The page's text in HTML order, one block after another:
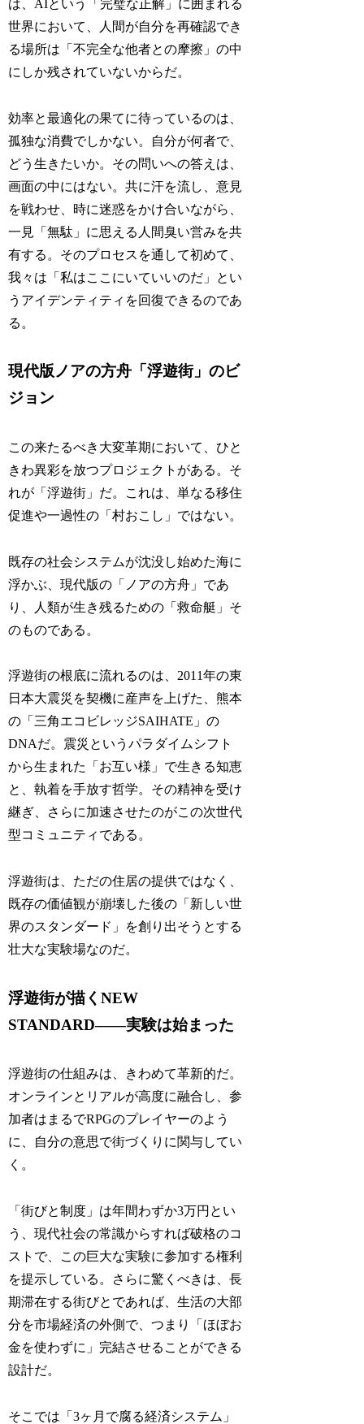
は、AIという「完璧な正解」に囲まれる
世界において、人間が自分を再確認でき
る場所は「不完全な他者との摩擦」の中
にしか残されていないからだ。
効率と最適化の果てに待っているのは、
孤独な消費でしかない。自分が何者で、
どう生きたいか。その問いへの答えは、
画面の中にはない。共に汗を流し、意見
を戦わせ、時に迷惑をかけ合いながら、
一見「無駄」に思える人間臭い営みを共
有する。そのプロセスを通して初めて、
我々は「私はここにいていいのだ」とい
うアイデンティティを回復できるのであ
る。
現代版ノアの方舟「浮遊街」のビ
ジョン
この来たるべき大変革期において、ひと
きわ異彩を放つプロジェクトがある。そ
れが「浮遊街」だ。これは、単なる移住
促進や一過性の「村おこし」ではない。
既存の社会システムが沈没し始めた海に
浮かぶ、現代版の「ノアの方舟」であ
り、人類が生き残るための「救命艇」そ
のものである。
浮遊街の根底に流れるのは、2011年の東
日本大震災を契機に産声を上げた、熊本
の「三角エコビレッジSAIHATE」の
DNAだ。震災というパラダイムシフト
から生まれた「お互い様」で生きる知恵
と、執着を手放す哲学。その精神を受け
継ぎ、さらに加速させたのがこの次世代
型コミュニティである。
浮遊街は、ただの住居の提供ではなく、
既存の価値観が崩壊した後の「新しい世
界のスタンダード」を創り出そうとする
壮大な実験場なのだ。
浮遊街が描くNEW
STANDARD――実験は始まった
浮遊街の仕組みは、きわめて革新的だ。
オンラインとリアルが高度に融合し、参
加者はまるでRPGのプレイヤーのよう
に、自分の意思で街づくりに関与してい
く。
「街びと制度」は年間わずか3万円とい
う、現代社会の常識からすれば破格のコ
ストで、この巨大な実験に参加する権利
を提示している。さらに驚くべきは、長
期滞在する街びとであれば、生活の大部
分を市場経済の外側で、つまり「ほぼお
金を使わずに」完結させることができる
設計だ。
そこでは「3ヶ月で腐る経済システム」